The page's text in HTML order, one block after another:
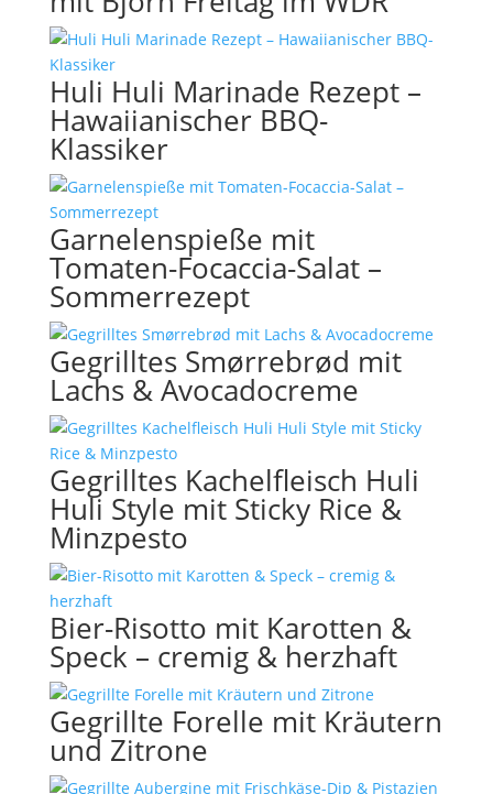
Huli Huli Marinade Rezept –
Hawaiianischer BBQ-
Klassiker
Garnelenspieße mit
Tomaten-Focaccia-Salat –
Sommerrezept
Gegrilltes Smørrebrød mit
Lachs & Avocadocreme
Gegrilltes Kachelfleisch Huli
Huli Style mit Sticky Rice &
Minzpesto
Bier-Risotto mit Karotten &
Speck – cremig & herzhaft
Gegrillte Forelle mit Kräutern
und Zitrone